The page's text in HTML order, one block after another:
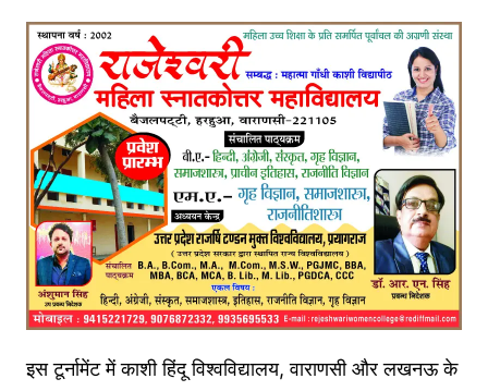
इस टूर्नामेंट में काशी हिंदू विश्वविद्यालय, वाराणसी और लखनऊ के